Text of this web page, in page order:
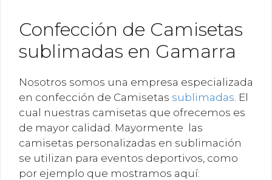
Confección de Camisetas
sublimadas en Gamarra
Nosotros somos una empresa especializada
en confección de Camisetas sublimadas . El
cual nuestras camisetas que ofrecemos es
de mayor calidad. Mayormente las
camisetas personalizadas en sublimación
se utilizan para eventos deportivos, como
por ejemplo que mostramos aquí: